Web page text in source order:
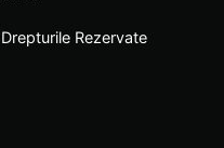
Rezervate